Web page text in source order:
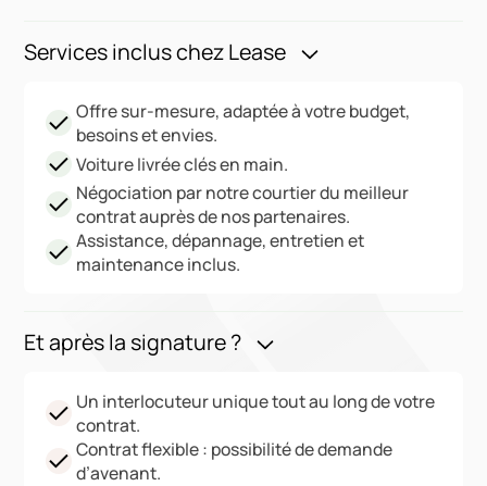
Services inclus chez Lease
Offre sur-mesure, adaptée à votre budget,
besoins et envies.
Voiture livrée clés en main.
Négociation par notre courtier du meilleur
contrat auprès de nos partenaires.
Assistance, dépannage, entretien et
maintenance inclus.
Et après la signature ?
Un interlocuteur unique tout au long de votre
contrat.
Contrat flexible : possibilité de demande
d’avenant.